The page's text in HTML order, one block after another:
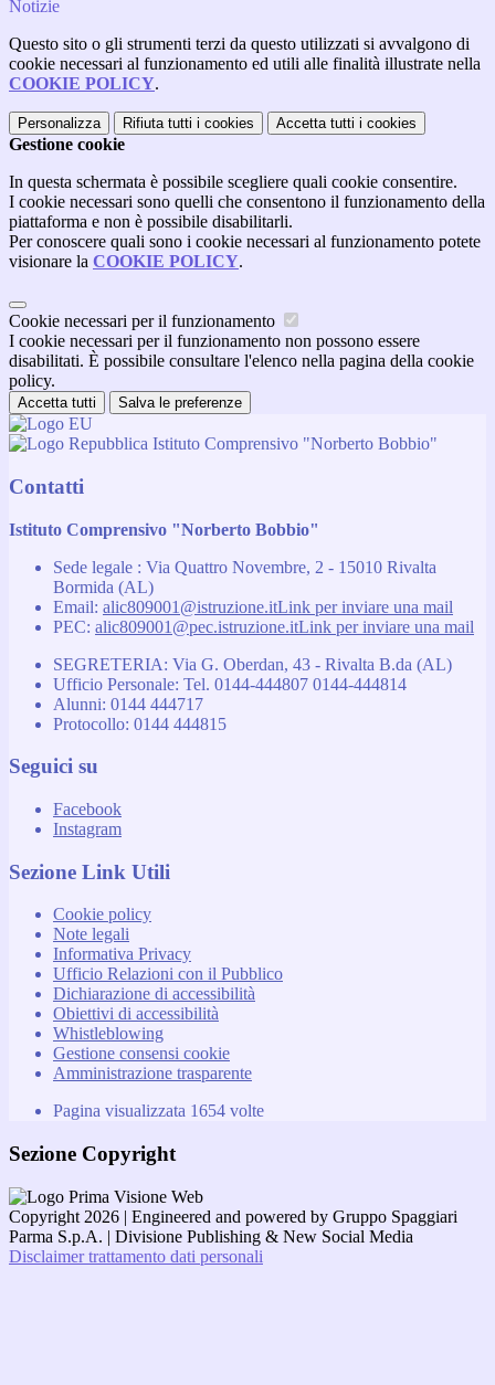
Notizie
Questo sito o gli strumenti terzi da questo utilizzati si avvalgono di
cookie necessari al funzionamento ed utili alle finalità illustrate nella
COOKIE POLICY.
Personalizza Rifiuta tutti i cookies Accetta tutti i cookies
Gestione cookie
In questa schermata è possibile scegliere quali cookie consentire.
I cookie necessari sono quelli che consentono il funzionamento della
piattaforma e non è possibile disabilitarli.
Per conoscere quali sono i cookie necessari al funzionamento potete
visionare la COOKIE POLICY.
Cookie necessari per il funzionamento
I cookie necessari per il funzionamento non possono essere
disabilitati. È possibile consultare l'elenco nella pagina della cookie
policy.
Accetta tutti Salva le preferenze
Istituto Comprensivo "Norberto Bobbio"
Contatti
Istituto Comprensivo "Norberto Bobbio"
Sede legale : Via Quattro Novembre, 2 - 15010 Rivalta
Bormida (AL)
Email: alic809001@istruzione.itLink per inviare una mail
PEC: alic809001@pec.istruzione.itLink per inviare una mail
SEGRETERIA: Via G. Oberdan, 43 - Rivalta B.da (AL)
Ufficio Personale: Tel. 0144-444807 0144-444814
Alunni: 0144 444717
Protocollo: 0144 444815
Seguici su
Facebook
Instagram
Sezione Link Utili
Cookie policy
Note legali
Informativa Privacy
Ufficio Relazioni con il Pubblico
Dichiarazione di accessibilità
Obiettivi di accessibilità
Whistleblowing
Gestione consensi cookie
Amministrazione trasparente
Pagina visualizzata 1654 volte
Sezione Copyright
Copyright 2026 | Engineered and powered by Gruppo Spaggiari
Parma S.p.A. | Divisione Publishing & New Social Media
Disclaimer trattamento dati personali